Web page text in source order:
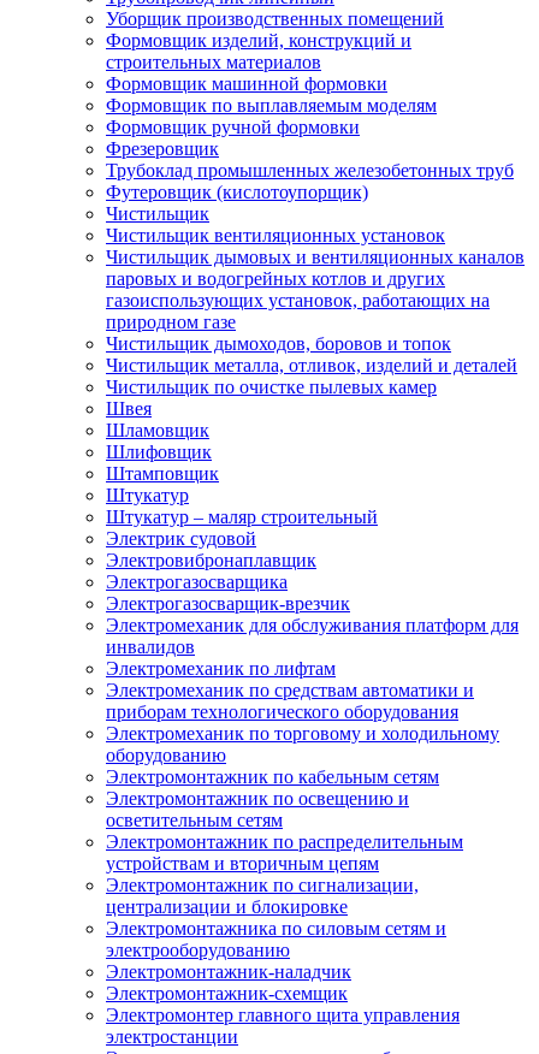
Уборщик производственных помещений
Формовщик изделий, конструкций и
строительных материалов
Формовщик машинной формовки
Формовщик по выплавляемым моделям
Формовщик ручной формовки
Фрезеровщик
Трубоклад промышленных железобетонных труб
Футеровщик (кислотоупорщик)
Чистильщик
Чистильщик вентиляционных установок
Чистильщик дымовых и вентиляционных каналов
паровых и водогрейных котлов и других
газоиспользующих установок, работающих на
природном газе
Чистильщик дымоходов, боровов и топок
Чистильщик металла, отливок, изделий и деталей
Чистильщик по очистке пылевых камер
Швея
Шламовщик
Шлифовщик
Штамповщик
Штукатур
Штукатур – маляр строительный
Электрик судовой
Электровибронаплавщик
Электрогазосварщика
Электрогазосварщик-врезчик
Электромеханик для обслуживания платформ для
инвалидов
Электромеханик по лифтам
Электромеханик по средствам автоматики и
приборам технологического оборудования
Электромеханик по торговому и холодильному
оборудованию
Электромонтажник по кабельным сетям
Электромонтажник по освещению и
осветительным сетям
Электромонтажник по распределительным
устройствам и вторичным цепям
Электромонтажник по сигнализации,
централизации и блокировке
Электромонтажника по силовым сетям и
электрооборудованию
Электромонтажник-наладчик
Электромонтажник-схемщик
Электромонтер главного щита управления
электростанции